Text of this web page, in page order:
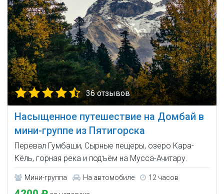
36 отзывов
Насыщенное путешествие на Домбай в
мини-группе из Пятигорска
Перевал Гумбаши, Сырные пещеры, озеро Кара-
Кёль, горная река и подъём на Мусса-Ачитару.
Мини-группа На автомобиле 12 часов